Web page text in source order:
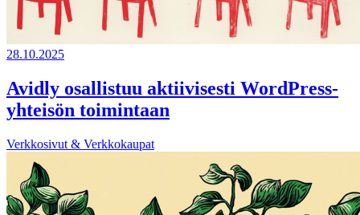
28.10.2025
Avidly osallistuu aktiivisesti WordPress-
yhteisön toimintaan
Verkkosivut & Verkkokaupat